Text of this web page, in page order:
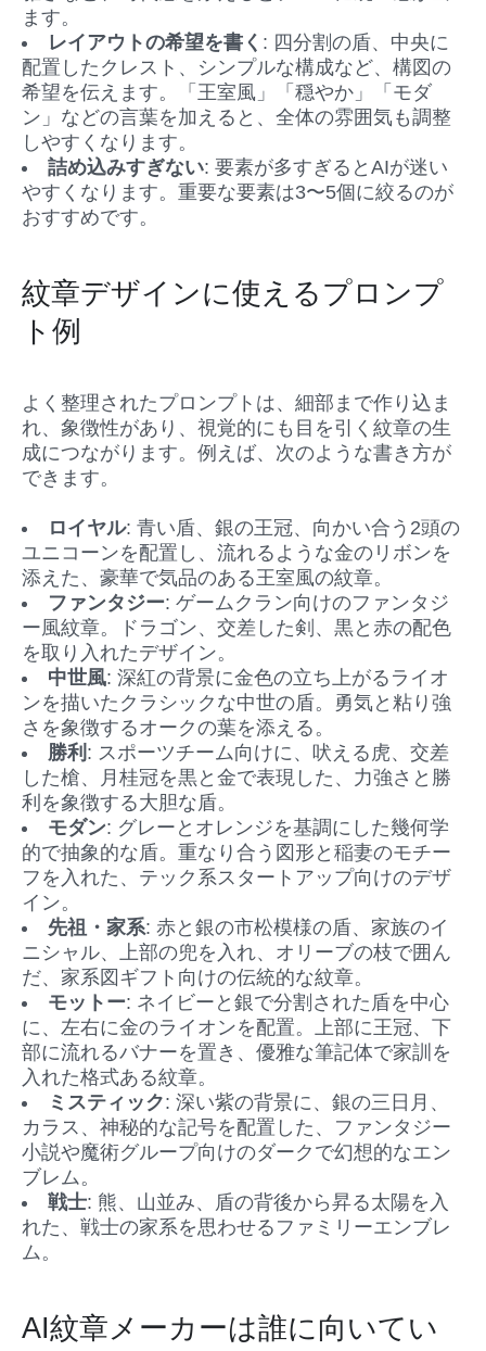
ます。
レイアウトの希望を書く : 四分割の盾、中央に
配置したクレスト、シンプルな構成など、構図の
希望を伝えます。「王室風」「穏やか」「モダ
ン」などの言葉を加えると、全体の雰囲気も調整
しやすくなります。
詰め込みすぎない: 要素が多すぎるとAIが迷い
やすくなります。重要な要素は3〜5個に絞るのが
おすすめです。
紋章デザインに使えるプロンプ
ト例
よく整理されたプロンプトは、細部まで作り込ま
れ、象徴性があり、視覚的にも目を引く紋章の生
成につながります。例えば、次のような書き方が
できます。
ロイヤル: 青い盾、銀の王冠、向かい合う2頭の
ユニコーンを配置し、流れるような金のリボンを
添えた、豪華で気品のある王室風の紋章。
ファンタジー: ゲームクラン向けのファンタジ
ー風紋章。ドラゴン、交差した剣、黒と赤の配色
を取り入れたデザイン。
中世風: 深紅の背景に金色の立ち上がるライオ
ンを描いたクラシックな中世の盾。勇気と粘り強
さを象徴するオークの葉を添える。
勝利 : スポーツチーム向けに、吠える虎、交差
した槍、月桂冠を黒と金で表現した、力強さと勝
利を象徴する大胆な盾。
モダン: グレーとオレンジを基調にした幾何学
的で抽象的な盾。重なり合う図形と稲妻のモチー
フを入れた、テック系スタートアップ向けのデザ
イン。
先祖・家系: 赤と銀の市松模様の盾、家族のイ
ニシャル、上部の兜を入れ、オリーブの枝で囲ん
だ、家系図ギフト向けの伝統的な紋章。
モットー: ネイビーと銀で分割された盾を中心
に、左右に金のライオンを配置。上部に王冠、下
部に流れるバナーを置き、優雅な筆記体で家訓を
入れた格式ある紋章。
ミスティック: 深い紫の背景に、銀の三日月、
カラス、神秘的な記号を配置した、ファンタジー
小説や魔術グループ向けのダークで幻想的なエン
ブレム。
戦士: 熊、山並み、盾の背後から昇る太陽を入
れた、戦士の家系を思わせるファミリーエンブレ
ム。
AI紋章メーカーは誰に向いてい